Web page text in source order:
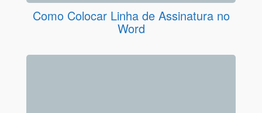
Como Colocar Linha de Assinatura no
Word